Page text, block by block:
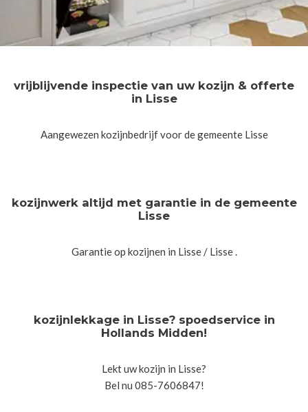
vrijblijvende inspectie van uw kozijn & offerte
in Lisse
Aangewezen kozijnbedrijf voor de gemeente Lisse
kozijnwerk altijd met garantie in de gemeente
Lisse
Garantie op kozijnen in Lisse / Lisse .
kozijnlekkage in Lisse? spoedservice in
Hollands Midden!
Lekt uw kozijn in Lisse?
Bel nu 085-7606847!